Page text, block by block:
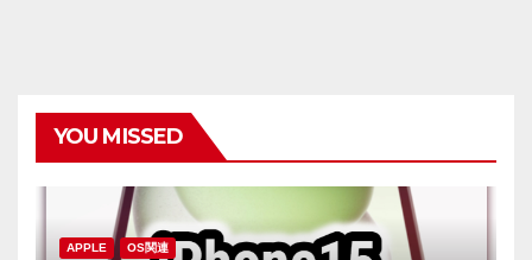
YOU MISSED
APPLE OS関連